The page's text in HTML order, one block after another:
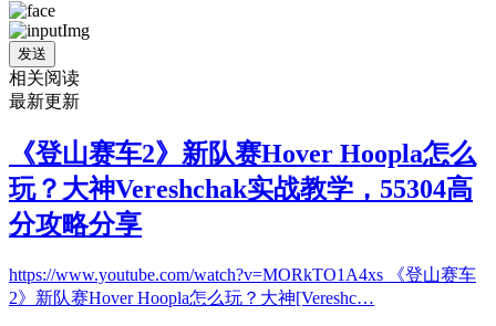
发送
相关阅读
最新更新
《登山赛车2》新队赛Hover Hoopla怎么
玩？大神Vereshchak实战教学，55304高
分攻略分享
https://www.youtube.com/watch?v=MORkTO1A4xs 《登山赛车
2》新队赛Hover Hoopla怎么玩？大神[Vereshc…